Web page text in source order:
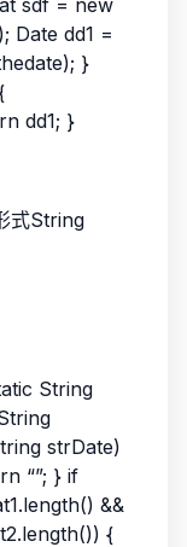
sdf = new
Date dd1 =
}
dd1; }
式String
String
strDate)
“”; } if
&&
{